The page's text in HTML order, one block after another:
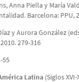
Anna Piella y María
Barcelona: PPU,
y Aurora González
279-316
55
Latina (Siglos